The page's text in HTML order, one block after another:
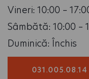
Vineri: 10:00 –
Sâmbătă: 10:00 –
Duminică: Închis
031.005.08.14